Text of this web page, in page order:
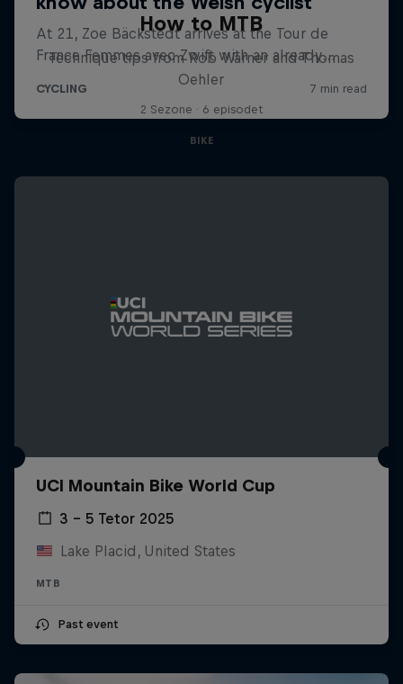
How to MTB
Technique tips from Rob Warner and Thomas
Oehler
2 Sezone · 6 episodet
BIKE
UCI Mountain Bike World Cup
3 – 5 Tetor 2025
Lake Placid, United States
MTB
Past event